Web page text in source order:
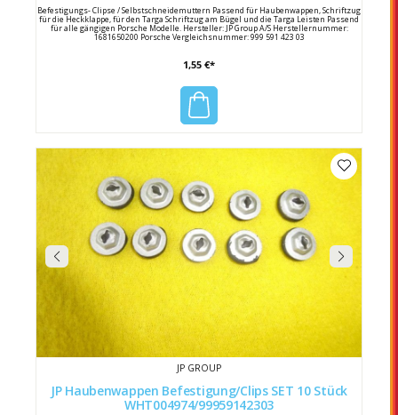
Befestigungs- Clipse / Selbstschneidemuttern Passend für Haubenwappen, Schriftzug
für die Heckklappe, für den Targa Schriftzug am Bügel und die Targa Leisten Passend
für alle gängigen Porsche Modelle. Hersteller: JP Group A/S Herstellernummer:
1681650200 Porsche Vergleichsnummer: 999 591 423 03
1,55 €*
JP GROUP
JP Haubenwappen Befestigung/Clips SET 10 Stück
WHT004974/99959142303